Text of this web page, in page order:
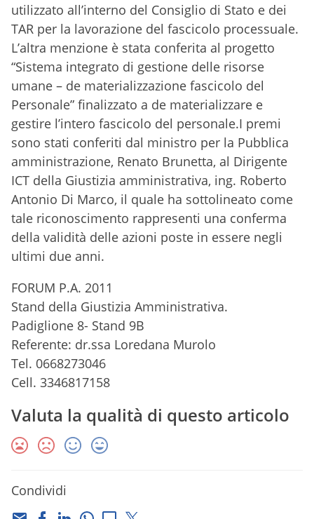
utilizzato all’interno del Consiglio di Stato e dei
TAR per la lavorazione del fascicolo processuale.
L’altra menzione è stata conferita al progetto
“Sistema integrato di gestione delle risorse
umane – de materializzazione fascicolo del
Personale” finalizzato a de materializzare e
gestire l’intero fascicolo del personale.I premi
sono stati conferiti dal ministro per la Pubblica
amministrazione, Renato Brunetta, al Dirigente
ICT della Giustizia amministrativa, ing. Roberto
Antonio Di Marco, il quale ha sottolineato come
tale riconoscimento rappresenti una conferma
della validità delle azioni poste in essere negli
ultimi due anni.
FORUM P.A. 2011
Stand della Giustizia Amministrativa.
Padiglione 8- Stand 9B
Referente: dr.ssa Loredana Murolo
Tel. 0668273046
Cell. 3346817158
Valuta la qualità di questo articolo
Condividi